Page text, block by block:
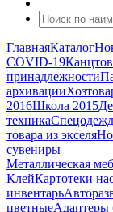
ГлавнаяКаталог
COVID-19
принадлежности
архивации
2016Школа 2015
техника
товара из экселя
сувениры
Металлическая
КлейКартотеки
инвентарь
цветныеАдаптеры